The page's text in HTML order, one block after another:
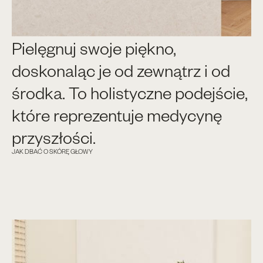
Pielęgnuj swoje piękno,
doskonaląc je od zewnątrz i od
środka. To holistyczne podejście,
które reprezentuje medycynę
przyszłości.
JAK DBAĆ O SKÓRĘ GŁOWY